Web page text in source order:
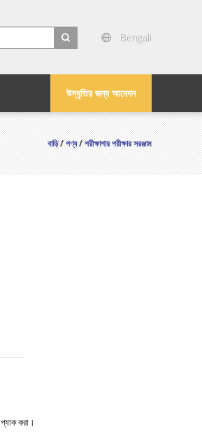
Bengali
উদ্ধৃতির জন্য আবেদন
বাড়ি/পণ্য/পরীক্ষাগার পরীক্ষার সরঞ্জাম
প্যাক করা।